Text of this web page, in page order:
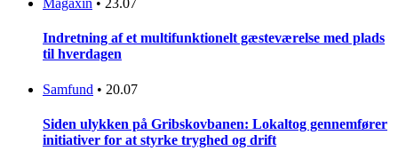
Magaxin • 23.07
Indretning af et multifunktionelt gæsteværelse med plads
til hverdagen
Samfund • 20.07
Siden ulykken på Gribskovbanen: Lokaltog gennemfører
initiativer for at styrke tryghed og drift